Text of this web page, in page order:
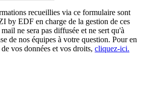
recueillies via ce formulaire sont
by EDF en charge de la gestion de ces
ne sera pas diffusée et ne sert qu'à
de nos équipes à votre question. Pour en
vos données et vos droits, cliquez-ici.